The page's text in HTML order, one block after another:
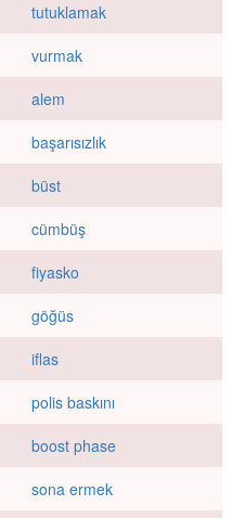
tutuklamak
vurmak
alem
başarısızlık
büst
cümbüş
fiyasko
göğüs
iflas
polis baskını
boost phase
sona ermek